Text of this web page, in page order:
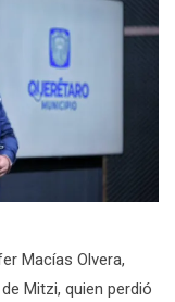
Macías Olvera,
Mitzi, quien perdió